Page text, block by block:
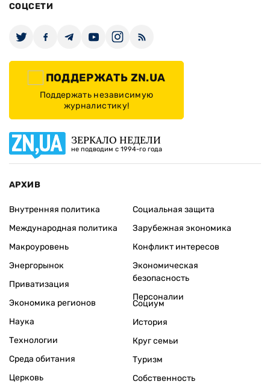
СОЦСЕТИ
ПОДДЕРЖАТЬ ZN.UA
Поддержать независимую
журналистику!
ЗЕРКАЛО НЕДЕЛИ
не подводим с 1994-го года
АРХИВ
Внутренняя политика
Международная политика
Макроуровень
Энергорынок
Приватизация
Экономика регионов
Социальная защита
Зарубежная экономика
Конфликт интересов
Экономическая
безопасность
Персоналии
Наука
Технологии
Среда обитания
Церковь
Социум
История
Круг семьи
Туризм
Собственность